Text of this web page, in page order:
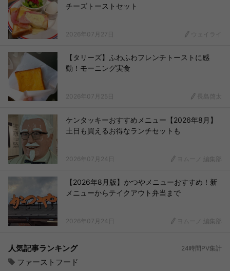
チーズトーストセット
2026年07月27日 ウェイライ
【タリーズ】ふわふわフレンチトーストに感
動！モーニング実食
2026年07月25日 長島啓太
ケンタッキーおすすめメニュー【2026年8月】
土日も買えるお得なランチセットも
2026年07月24日 ヨムーノ 編集部
【2026年8月版】かつやメニューおすすめ！新
メニューからテイクアウト弁当まで
2026年07月24日 ヨムーノ 編集部
人気記事ランキング 24時間PV集計
ファーストフード